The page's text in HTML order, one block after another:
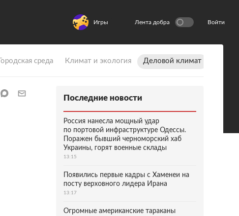
Игры Лента добра Войти
Городская среда Климат и экология Деловой климат
Последние новости
Россия нанесла мощный удар
по портовой инфраструктуре Одессы.
Поражен бывший черноморский хаб
Украины, горят военные склады
13:15
Появились первые кадры с Хаменеи на
посту верховного лидера Ирана
13:17
Огромные американские тараканы